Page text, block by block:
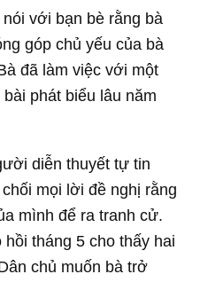
với bạn bè rằng bà
góp chủ yếu của bà
đã làm việc với một
phát biểu lâu năm
diễn thuyết tự tin
mọi lời đề nghị rằng
mình để ra tranh cử.
tháng 5 cho thấy hai
chủ muốn bà trở